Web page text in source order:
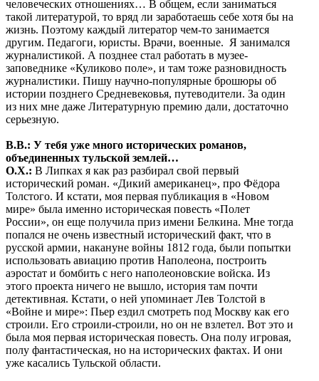
человеческих отношениях… В общем, если заниматься
такой литературой, то вряд ли заработаешь себе хотя бы на
жизнь. Поэтому каждый литератор чем-то занимается
другим. Педагоги, юристы. Врачи, военные. Я занимался
журналистикой. А позднее стал работать в музее-
заповеднике «Куликово поле», и там тоже разновидность
журналистики. Пишу научно-популярные брошюры об
истории позднего Средневековья, путеводители. За один
из них мне даже Литературную премию дали, достаточно
серьезную.
В.В.: У тебя уже много исторических романов,
объединенных тульской землей…
О.Х.: В Липках я как раз разбирал свой первый
исторический роман. «Дикий американец», про Фёдора
Толстого. И кстати, моя первая публикация в «Новом
мире» была именно историческая повесть «Полет
России», он еще получила приз имени Белкина. Мне тогда
попался не очень известный исторический факт, что в
русской армии, накануне войны 1812 года, были попытки
использовать авиацию против Наполеона, построить
аэростат и бомбить с него наполеоновские войска. Из
этого проекта ничего не вышло, история там почти
детективная. Кстати, о ней упоминает Лев Толстой в
«Войне и мире»: Пьер ездил смотреть под Москву как его
строили. Его строили-строили, но он не взлетел. Вот это и
была моя первая историческая повесть. Она полу игровая,
полу фантастическая, но на исторических фактах. И они
уже касались Тульской области.